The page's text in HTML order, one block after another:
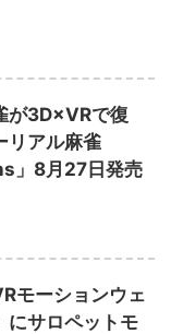
が3D×VRで復
リアル麻雀
」8月27日発売
モーションウェ
にサロペットモ